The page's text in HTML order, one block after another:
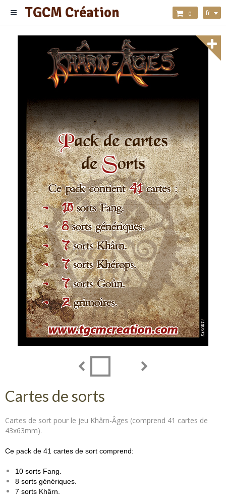
TGCM Création 0 fr
Cartes de sorts
Cartes de sort pour le jeu Khârn-Âges (comprend 41 cartes de
43x63mm).
Ce pack de 41 cartes de sort comprend:
10 sorts Fang.
8 sorts génériques.
7 sorts Khârn.